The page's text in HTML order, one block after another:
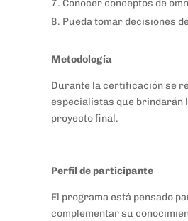
Conocer conceptos de
Pueda tomar decisiones
Metodología
Durante la certificación se
especialistas que brindarán
proyecto final.
Perfil de participante
El programa está pensado
complementar su